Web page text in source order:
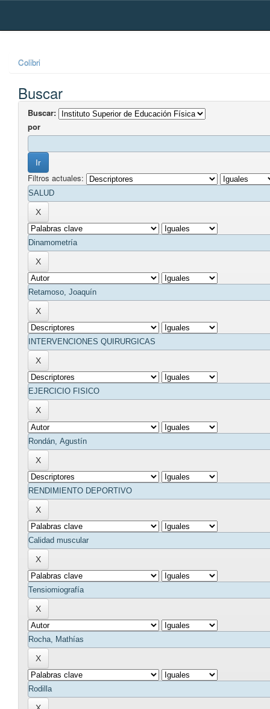
Skip
Colibri
Buscar
Buscar:
por
Filtros actuales: